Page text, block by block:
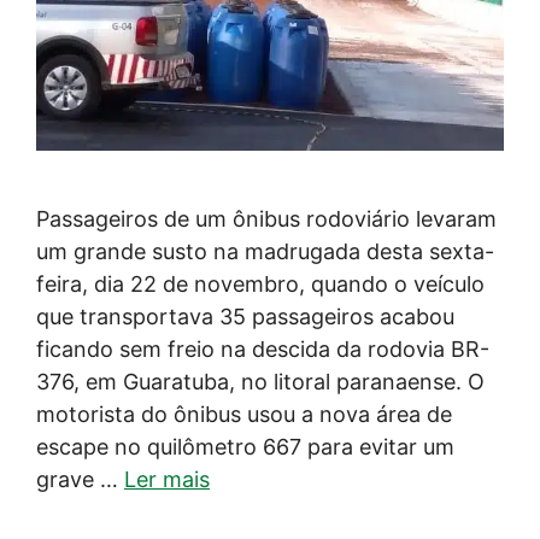
Passageiros de um ônibus rodoviário levaram
um grande susto na madrugada desta sexta-
feira, dia 22 de novembro, quando o veículo
que transportava 35 passageiros acabou
ficando sem freio na descida da rodovia BR-
376, em Guaratuba, no litoral paranaense. O
motorista do ônibus usou a nova área de
escape no quilômetro 667 para evitar um
grave … Ler mais